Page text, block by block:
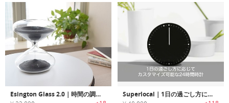
Esington Glass 2.0｜時間の調整や途中停止ができる砂時計「エジントン2.0」 Superlocal｜1日の過ごし方に応じてカスタマイズ可能な24時間時計「スーパーローカル」